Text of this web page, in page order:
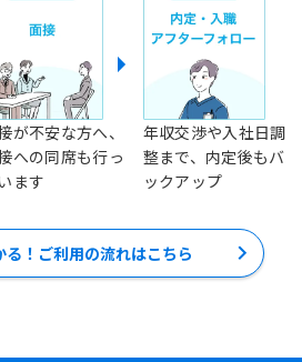
が不安な方へ、
への同席も行っ
ます
年収交渉や入社日調
整まで、内定後もバ
ックアップ
る！ご利用の流れはこちら